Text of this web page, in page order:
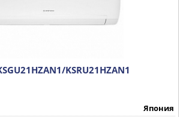
KSRU21HZAN1
Япония